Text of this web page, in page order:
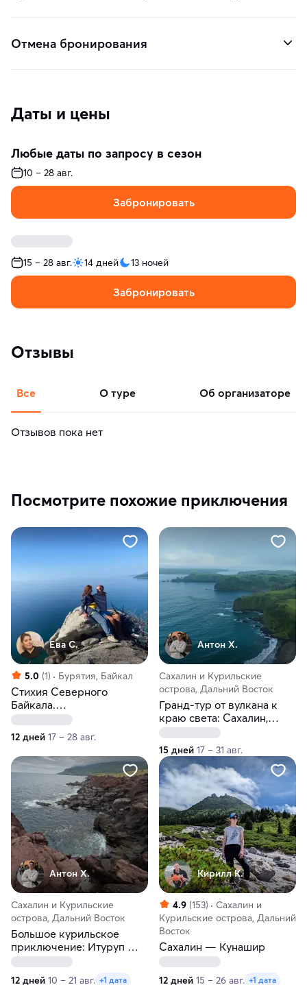
Отмена бронирования
Даты и цены
Любые даты по запросу в сезон
10 – 28 авг.
Забронировать
15 – 28 авг. 14 дней 13 ночей
Забронировать
Отзывы
Все о туре об организаторе
Отзывов пока нет
Посмотрите похожие приключения
Ева С.
5.0 (1) Бурятия, Байкал
Стихия Северного
Байкала.
Комбинированный тур на
катамаранах
12 дней 17 – 28 авг.
Антон Х.
Сахалин и Курильские
острова, Дальний Восток
Гранд-тур от вулкана к
краю света: Сахалин,
Итуруп, Кунашир,
Шикотан
15 дней 17 – 31 авг.
Антон Х.
Сахалин и Курильские
острова, Дальний Восток
Большое курильское
приключение: Итуруп —
Кунашир — Шикотан
12 дней 10 – 21 авг. +1 дата
Кирилл К.
4.9 (153)
Сахалин и
Курильские острова, Дальний
Восток
Сахалин — Кунашир
12 дней 15 – 26 авг. +1 дата